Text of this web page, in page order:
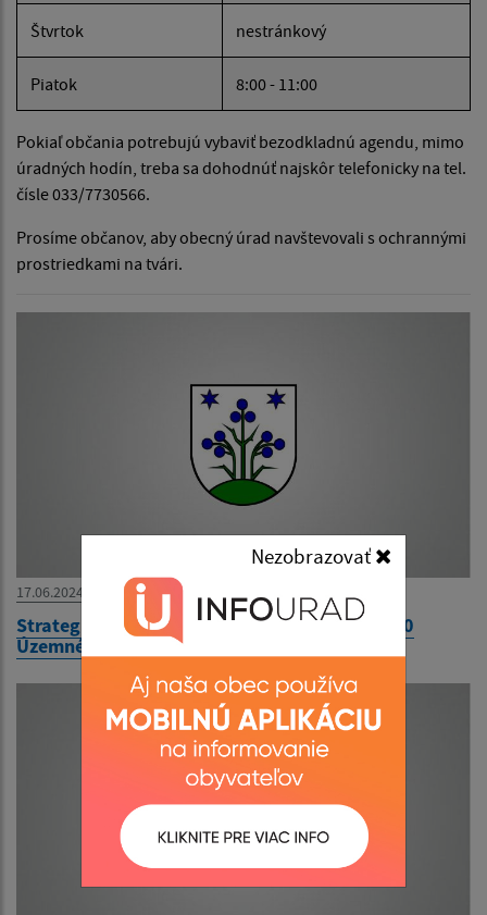
Štvrtok nestránkový
Piatok 8:00 - 11:00
Pokiaľ občania potrebujú vybaviť bezodkladnú agendu, mimo
úradných hodín, treba sa dohodnúť najskôr telefonicky na tel.
čísle 033/7730566.
Prosíme občanov, aby obecný úrad navštevovali s ochrannými
prostriedkami na tvári.
17.06.2024
Strategický dokument - Zmeny a doplnky č. 10
Územného plánu Obce Horná Streda
Nezobrazovať